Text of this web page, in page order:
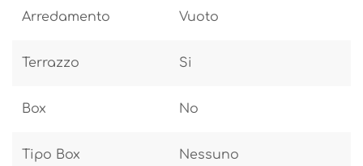
Arredamento Vuoto
Terrazzo Si
Box No
Tipo Box Nessuno